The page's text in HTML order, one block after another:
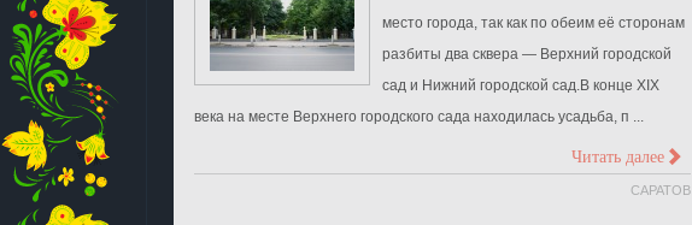
место города, так как по обеим её сторонам
разбиты два сквера ― Верхний городской
сад и Нижний городской сад.В конце XIX
века на месте Верхнего городского сада находилась усадьба, п ...
Читать далее>
САРАТОВ